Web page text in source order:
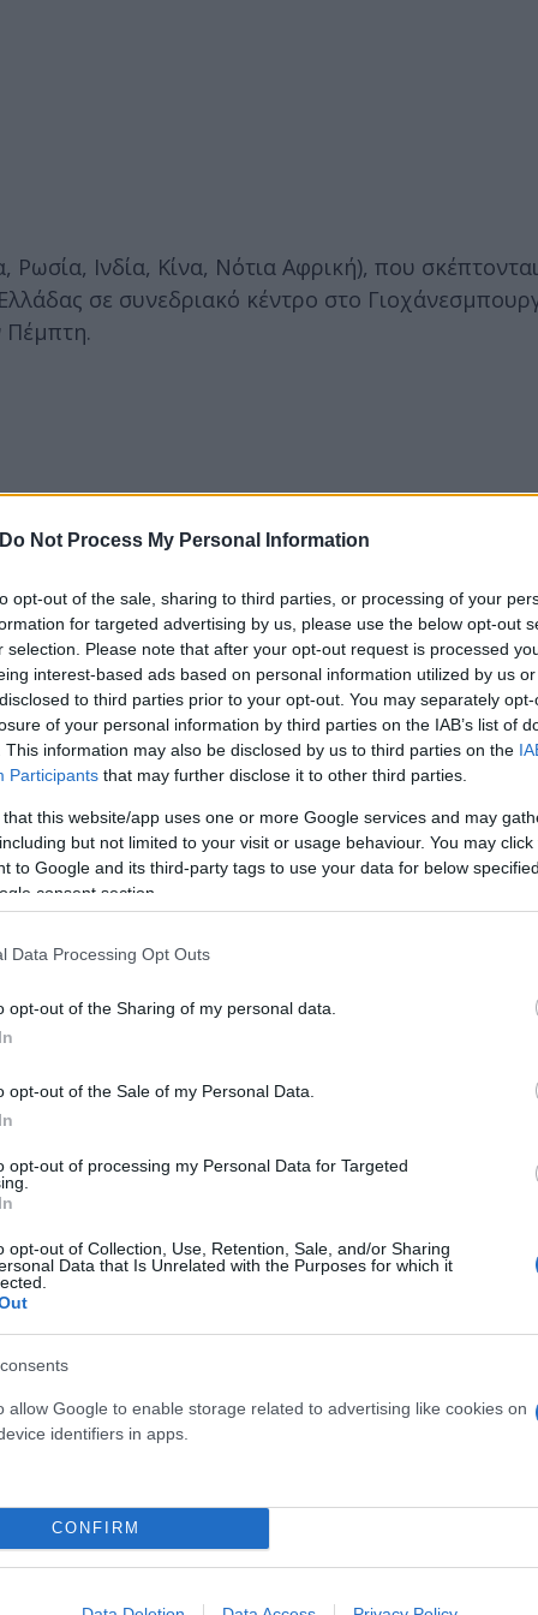
Do Not Process My Personal Information
opt-out of the sale, sharing to third parties, or processing of your
for targeted advertising by us, please use the below opt-out
selection. Please note that after your opt-out request is processed
interest-based ads based on personal information utilized by us
to third parties prior to your opt-out. You may separately
of your personal information by third parties on the IAB’s list of
This information may also be disclosed by us to third parties on the
Participants that may further disclose it to other third parties.
that this website/app uses one or more Google services and may
but not limited to your visit or usage behaviour. You may
to Google and its third-party tags to use your data for below
consent section.
Data Processing Opt Outs
opt-out of the Sharing of my personal data.
opt-out of the Sale of my Personal Data.
opt-out of processing my Personal Data for Targeted
opt-out of Collection, Use, Retention, Sale, and/or Sharing
Data that Is Unrelated with the Purposes for which it
allow Google to enable storage related to advertising like cookies on
identifiers in apps.
CONFIRM
Ινδία, Κίνα, Νότια Αφρική), που
σε συνεδριακό κέντρο στο
Πέμπτη.
τους πρoέδρους της Βραζιλίας, Λουίς Ινάσιο
από τον πρωθυπουργό Ναρέντρα Μόντι και
Πούτιν, στο στόχαστρο εντάλματος σύλληψης
στην Ουκρανία, θα λάβει τελικά μέρος στη
και με άνισα επίπεδα οικονομικής
σε μια παγκόσμια τάξη η οποία θεωρούν ότι
Πολιτειών.
έχει γίνει δυσλειτουργικό, ανεπαρκές και
ο πρεσβευτής της Κίνας στην
μια όλο και πιο στέρεα δύναμη».